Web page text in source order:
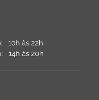
10h às 22h
14h às 20h